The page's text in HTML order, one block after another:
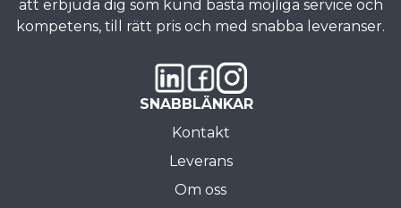
att erbjuda dig som kund bästa möjliga service och
kompetens, till rätt pris och med snabba leveranser.
SNABBLÄNKAR
Kontakt
Leverans
Om oss